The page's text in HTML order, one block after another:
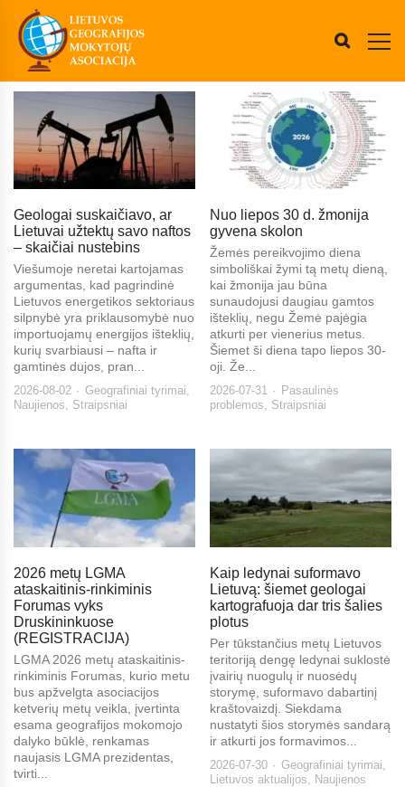
Geologai suskaičiavo, ar
Lietuvai užtektų savo naftos
– skaičiai nustebins
Viešumoje neretai kartojamas
argumentas, kad pagrindinė
Lietuvos energetikos sektoriaus
silpnybė yra priklausomybė nuo
importuojamų energijos išteklių,
kurių svarbiausi – nafta ir
gamtinės dujos, pran...
2026-08-02 Geografiniai tyrimai,
Naujienos, Straipsniai
Nuo liepos 30 d. žmonija
gyvena skolon
Žemės pereikvojimo diena
simboliškai žymi tą metų dieną,
kai žmonija jau būna
sunaudojusi daugiau gamtos
išteklių, negu Žemė pajėgia
atkurti per vienerius metus.
Šiemet ši diena tapo liepos 30-
oji. Že...
2026-07-31
Pasaulinės
problemos, Straipsniai
2026 metų LGMA
ataskaitinis-rinkiminis
Forumas vyks
Druskininkuose
(REGISTRACIJA)
LGMA 2026 metų ataskaitinis-
rinkiminis Forumas, kurio metu
bus apžvelgta asociacijos
ketverių metų veikla, įvertinta
esama geografijos mokomojo
dalyko būklė, renkamas
naujasis LGMA prezidentas,
tvirti...
Kaip ledynai suformavo
Lietuvą: šiemet geologai
kartografuoja dar tris šalies
plotus
Per tūkstančius metų Lietuvos
teritoriją dengę ledynai suklostė
įvairių nuogulų ir nuosėdų
storymę, suformavo dabartinį
kraštovaizdį. Siekdama
nustatyti šios storymės sandarą
ir atkurti jos formavimos...
2026-07-30 Geografiniai tyrimai
Lietuvos aktualijos
Naujienos